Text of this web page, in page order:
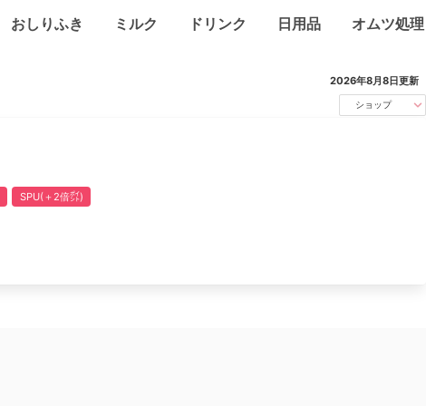
おしりふき ミルク ドリンク 日用品 オムツ処理
2026年8月8日更新
ショップ
SPU(＋2倍㌽)